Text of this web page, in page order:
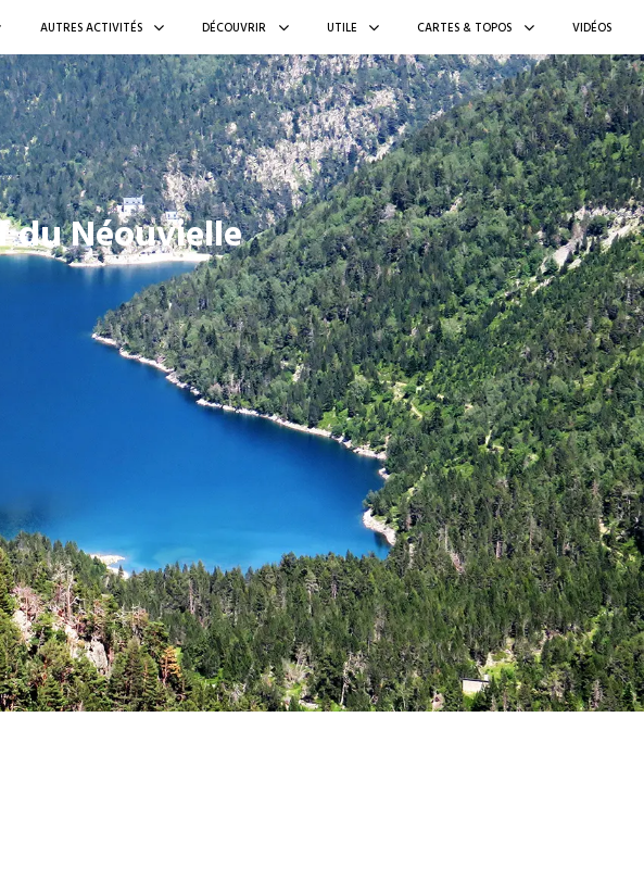
AUTRES ACTIVITÉS DÉCOUVRIR UTILE CARTES & TOPOS VIDÉOS
du Néouvielle